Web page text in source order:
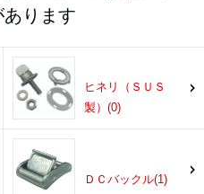
ります
ヒネリ（ＳＵＳ
製）(0)
ＤＣバックル(1)